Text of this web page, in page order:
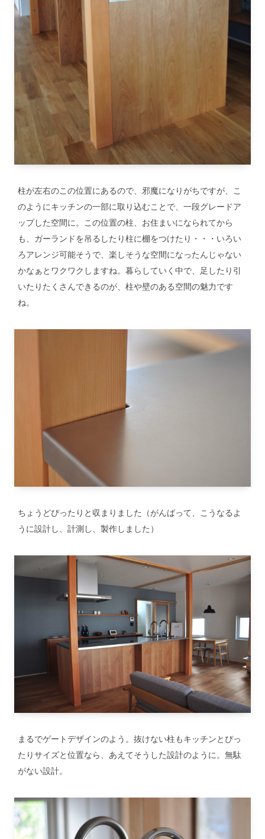
柱が左右のこの位置にあるので、邪魔になりがちですが、こ
のようにキッチンの一部に取り込むことで、一段グレードア
ップした空間に。この位置の柱、お住まいになられてから
も、ガーランドを吊るしたり柱に棚をつけたり・・・いろい
ろアレンジ可能そうで、楽しそうな空間になったんじゃない
かなぁとワクワクしますね。暮らしていく中で、足したり引
いたりたくさんできるのが、柱や壁のある空間の魅力です
ね。
ちょうどぴったりと収まりました（がんばって、こうなるよ
うに設計し、計測し、製作しました）
まるでゲートデザインのよう。抜けない柱もキッチンとぴっ
たりサイズと位置なら、あえてそうした設計のように。無駄
がない設計。